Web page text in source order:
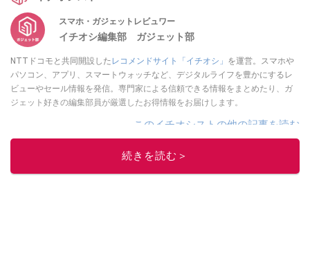
スマホ・ガジェットレビュワー
イチオシ編集部 ガジェット部
NTTドコモと共同開設した レコメンドサイト「イチオシ」 を運営。スマホや
パソコン、アプリ、スマートウォッチなど、デジタルライフを豊かにするレ
ビューやセール情報を発信。専門家による信頼できる情報をまとめたり、ガ
ジェット好きの編集部員が厳選したお得情報をお届けします。
このイチオシストの他の記事を読む
続きを読む＞